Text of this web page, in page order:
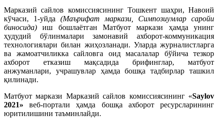
Марказий сайлов комиссиясининг Тошкент шаҳри, Навоий
кўчаси, 1-уйда (Маърифат маркази, Симпозиумлар саройи
биносида) иш бошлаётган Матбуот маркази ҳамда унинг
ҳудудий бўлинмалари замонавий ахборот-коммуникация
технологиялари билан жиҳозланади. Уларда журналистларга
ва жамоатчиликка сайловга оид масалалар бўйича тезкор
ахборот етказиш мақсадида брифинглар, матбуот
анжуманлари, учрашувлар ҳамда бошқа тадбирлар ташкил
қилинади.
Матбуот маркази Марказий сайлов комиссиясининг «Saylov
2021» веб-портали ҳамда бошқа ахборот ресурсларининг
юритилишини таъминлайди.